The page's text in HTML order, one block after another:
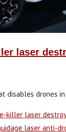
laser
disables drones
killer laser